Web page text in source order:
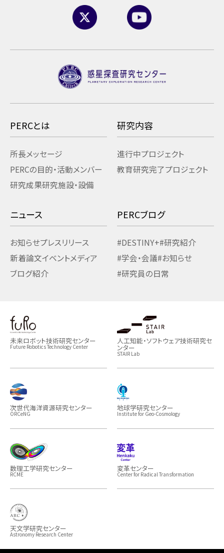
PERCとは
所長メッセージ
PERCの目的・活動メンバー
研究成果研究施設・設備
研究内容
進行中プロジェクト
教育研究完了プロジェクト
ニュース
お知らせプレスリリース
新着論文イベントメディア
ブログ紹介
PERCブログ
#DESTINY+#研究紹介
#学会・会議#お知らせ
#研究員の日常
未来ロボット技術研究センター
Future Robotics Technology Center
人工知能・ソフトウェア技術研究セ
ンター
STAIR Lab
次世代海洋資源研究センター
ORCeNG
地球学研究センター
Institute for Geo-Cosmology
数理工学研究センター
RCME
変革センター
Center for Radical Transformation
天文学研究センター
Astronomy Research Center